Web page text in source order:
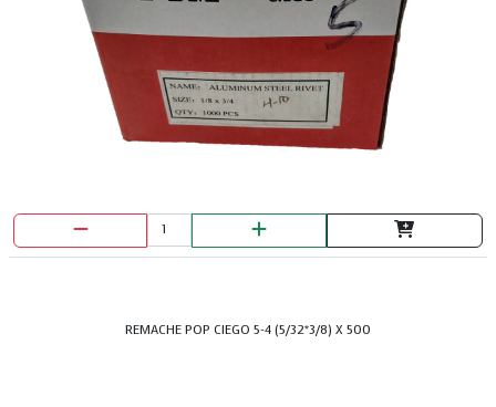
DISCO DIAMAN. 7" SEGM. HOPEX
REMACHE POP CIEGO 5-4 (5/32*3/8) X 500